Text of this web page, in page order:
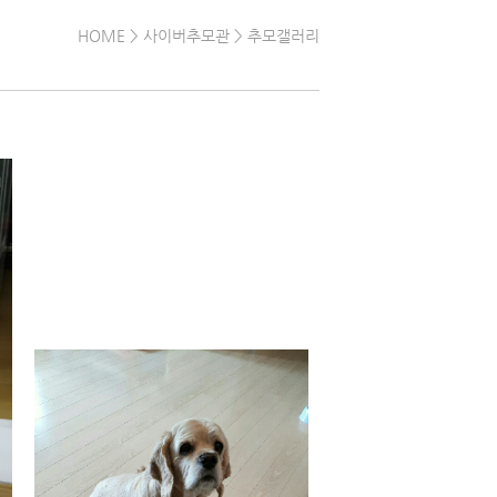
HOME > 사이버추모관 > 추모갤러리